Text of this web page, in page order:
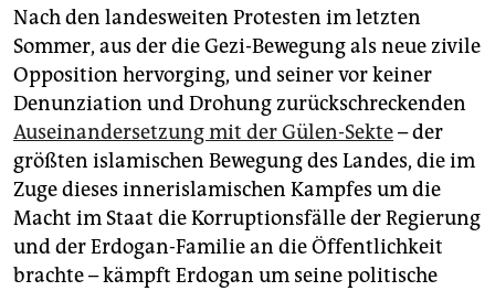
Nach den landesweiten Protesten im letzten
Sommer, aus der die Gezi-Bewegung als neue zivile
Opposition hervorging, und seiner vor keiner
Denunziation und Drohung zurückschreckenden
Auseinandersetzung mit der Gülen-Sekte– der
größten islamischen Bewegung des Landes, die im
Zuge dieses innerislamischen Kampfes um die
Macht im Staat die Korruptionsfälle der Regierung
und der Erdogan-Familie an die Öffentlichkeit
brachte – kämpft Erdogan um seine politische